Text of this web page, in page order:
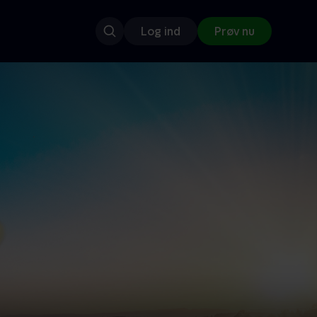
Log ind Prøv nu